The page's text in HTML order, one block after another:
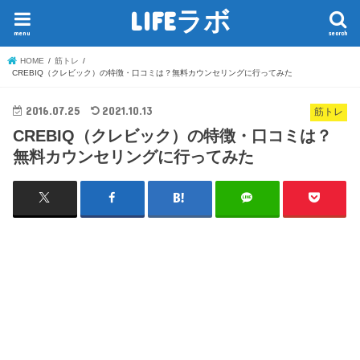
LIFEラボ search
menu
HOME
筋トレ
CREBIQ（クレビック）の特徴・口コミは？無料カウンセリングに行ってみた
筋トレ
2016.07.25 2021.10.13
CREBIQ（クレビック）の特徴・口コミは？
無料カウンセリングに行ってみた